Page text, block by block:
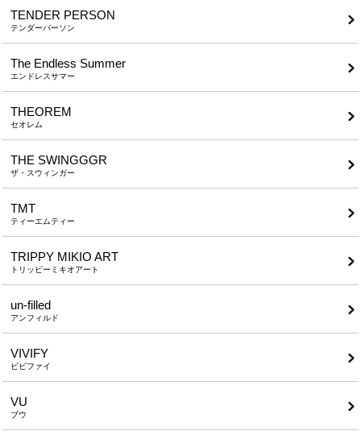
TENDER PERSON
テンダーパーソン
The Endless Summer
エンドレスサマー
THEOREM
セオレム
THE SWINGGGR
ザ・スウィンガー
TMT
ティーエムティー
TRIPPY MIKIO ART
トリッピーミキオアート
un-filled
アンフィルド
VIVIFY
ビビファイ
VU
ブウ